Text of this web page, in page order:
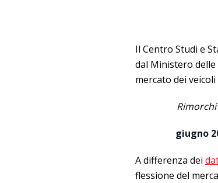
Il Centro Studi e
dal Ministero
mercato dei
giugno
A differenza dei
flessione del